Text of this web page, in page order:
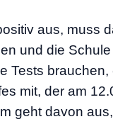
aus, muss
und die
Tests
mit, der am
geht davon